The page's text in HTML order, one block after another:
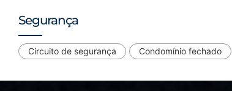
Segurança
Circuito de segurança Condomínio fechado